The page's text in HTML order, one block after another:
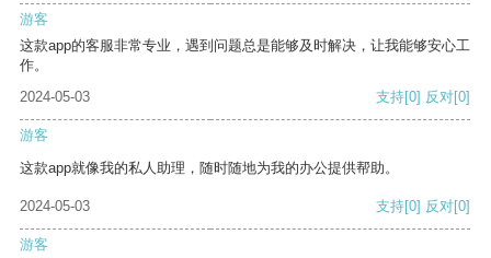
游客
这款app的客服非常专业，遇到问题总是能够及时解决，让我能够安心工
作。
2024-05-03
支持[0] 反对[0]
游客
这款app就像我的私人助理，随时随地为我的办公提供帮助。
2024-05-03 支持[0] 反对[0]
游客